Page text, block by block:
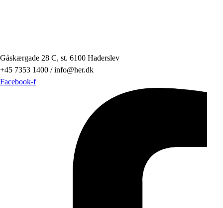
Gåskærgade 28 C, st. 6100 Haderslev
+45 7353 1400 / info@her.dk
Facebook-f